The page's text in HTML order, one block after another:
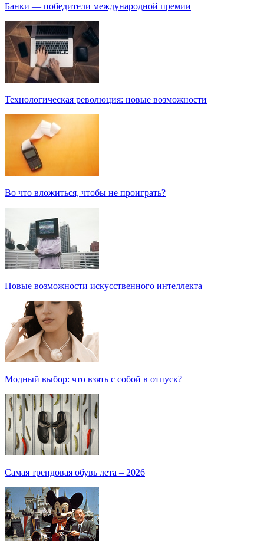
Банки — победители международной премии
Технологическая революция: новые возможности
Во что вложиться, чтобы не проиграть?
Новые возможности искусственного интеллекта
Модный выбор: что взять с собой в отпуск?
Самая трендовая обувь лета – 2026